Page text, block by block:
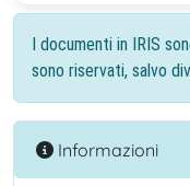
I documenti in IRIS
sono riservati, salvo
Informazioni